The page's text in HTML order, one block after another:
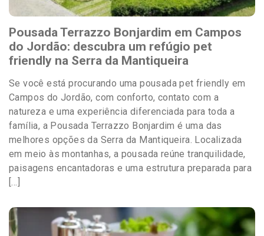
Pousada Terrazzo Bonjardim em Campos
do Jordão: descubra um refúgio pet
friendly na Serra da Mantiqueira
Se você está procurando uma pousada pet friendly em
Campos do Jordão, com conforto, contato com a
natureza e uma experiência diferenciada para toda a
família, a Pousada Terrazzo Bonjardim é uma das
melhores opções da Serra da Mantiqueira. Localizada
em meio às montanhas, a pousada reúne tranquilidade,
paisagens encantadoras e uma estrutura preparada para
[…]